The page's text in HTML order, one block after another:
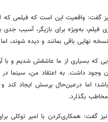
گفت: واقعیت این است که فیلمی که
به‌ویژه برای بازیگر، آسیب
نهایی باقی بمانند و دیده شوند،
که بسیاری از ما عاشقش شدیم و
داشت. به اعتقاد من، سینما در
اما درعین‌حال پرسش ایجاد کند
بگذارد.
نیز گفت: همکاری‌کردن با امیر